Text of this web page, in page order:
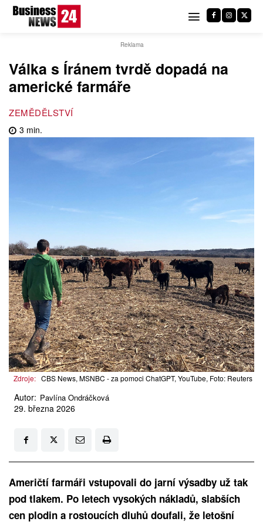
Reklama
Válka s Íránem tvrdě dopadá na
americké farmáře
ZEMĚDĚLSTVÍ
3 min.
Zdroje: CBS News, MSNBC - za pomoci ChatGPT, YouTube, Foto: Reuters
Autor: Pavlína Ondráčková
29. března 2026
Američtí farmáři vstupovali do jarní výsadby už tak
pod tlakem. Po letech vysokých nákladů, slabších
cen plodin a rostoucích dluhů doufali, že letošní